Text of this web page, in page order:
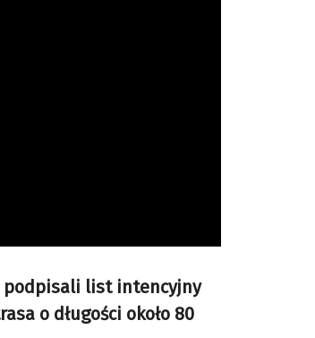
podpisali list intencyjny
o długości około 80